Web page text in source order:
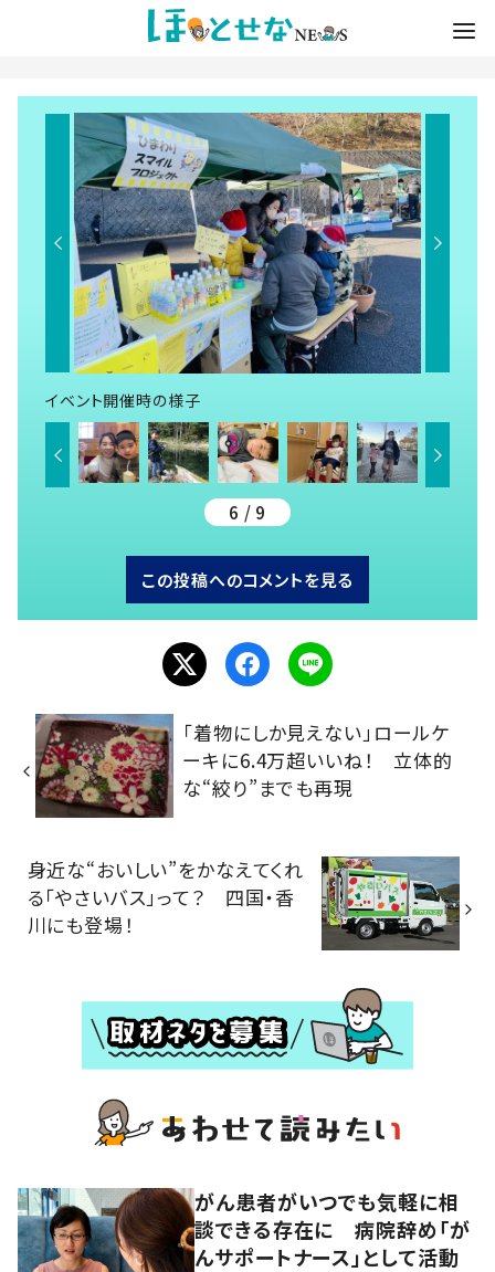
イベント開催時の様子
6 / 9
この投稿へのコメントを見る
「着物にしか見えない」ロールケ
ーキに6.4万超いいね！ 立体的
な“絞り”までも再現
身近な“おいしい”をかなえてくれ
る「やさいバス」って？ 四国・香
川にも登場！
がん患者がいつでも気軽に相
談できる存在に 病院辞め「が
んサポートナース」として活動